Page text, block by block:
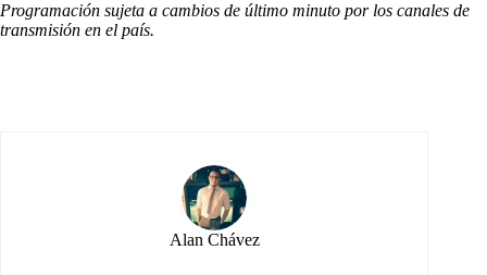
Programación sujeta a cambios de último minuto por los canales de
transmisión en el país.
Alan Chávez